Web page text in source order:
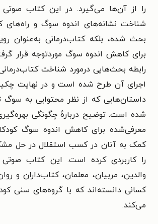
را از آن‌ها می‌گیرد. در این کتاب صوتی
شناخت نشانه‌های اندوه سوگ و راه‌های
بحث شده، بلکه کتاب‌درمانی به‌عنوان
برای کاهش اندوه سوگ موردتوجه قرار
رابطه بحث‌هایی درمورد شناخت
اجرای آن طرح شده است و در نهایت
داستان‌هایی که از نظر محتوایی به سوگ
شده است. توضیح دربارهٔ چگونگی
معرفی‌شده برای کاهش اندوه سوگ
کمک به آنان در کسب استقلال در حل
را کاربردی کرده است. این کتاب
والدین، مربیان، معلمان، کتاب‌داران و
کسانی دانسته‌اند که با گروه‌های سنی
می‌کند.